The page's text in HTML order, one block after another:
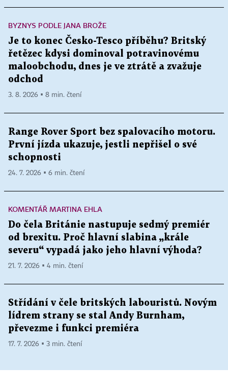
BYZNYS PODLE JANA BROŽE
Je to konec Česko-Tesco příběhu? Britský
řetězec kdysi dominoval potravinovému
maloobchodu, dnes je ve ztrátě a zvažuje
odchod
3. 8. 2026 ▪ 8 min. čtení
Range Rover Sport bez spalovacího motoru.
První jízda ukazuje, jestli nepřišel o své
schopnosti
24. 7. 2026 ▪ 6 min. čtení
KOMENTÁŘ MARTINA EHLA
Do čela Británie nastupuje sedmý premiér
od brexitu. Proč hlavní slabina „krále
severu“ vypadá jako jeho hlavní výhoda?
21. 7. 2026 ▪ 4 min. čtení
Střídání v čele britských labouristů. Novým
lídrem strany se stal Andy Burnham,
převezme i funkci premiéra
17. 7. 2026 ▪ 3 min. čtení